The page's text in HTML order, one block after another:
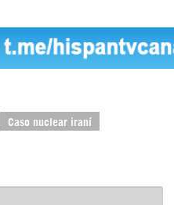
Caso nuclear iraní